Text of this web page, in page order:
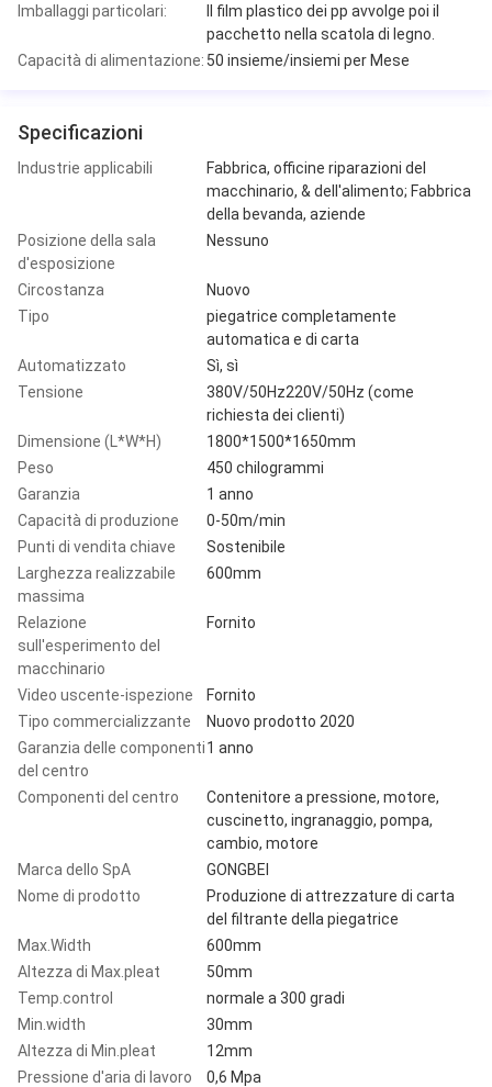
Imballaggi particolari:
Il film plastico dei pp avvolge poi il
pacchetto nella scatola di legno.
Capacità di alimentazione: 50 insieme/insiemi per Mese
Specificazioni
Industrie applicabili
Fabbrica, officine riparazioni del
macchinario, & dell'alimento; Fabbrica
della bevanda, aziende
Posizione della sala
d'esposizione
Nessuno
Circostanza
Nuovo
Tipo
piegatrice completamente
automatica e di carta
Automatizzato
Sì, sì
Tensione
380V/50Hz220V/50Hz (come
richiesta dei clienti)
Dimensione (L*W*H)
1800*1500*1650mm
Peso
450 chilogrammi
Garanzia
1 anno
Capacità di produzione
0-50m/min
Punti di vendita chiave
Sostenibile
Larghezza realizzabile
massima
600mm
Relazione
sull'esperimento del
macchinario
Fornito
Video uscente-ispezione
Fornito
Tipo commercializzante
Nuovo prodotto 2020
Garanzia delle componenti
del centro
1 anno
Componenti del centro
Contenitore a pressione, motore,
cuscinetto, ingranaggio, pompa,
cambio, motore
Marca dello SpA
GONGBEI
Nome di prodotto
Produzione di attrezzature di carta
del filtrante della piegatrice
Max.Width
600mm
Altezza di Max.pleat
50mm
Temp.control
normale a 300 gradi
Min.width
30mm
Altezza di Min.pleat
12mm
Pressione d'aria di lavoro
0,6 Mpa